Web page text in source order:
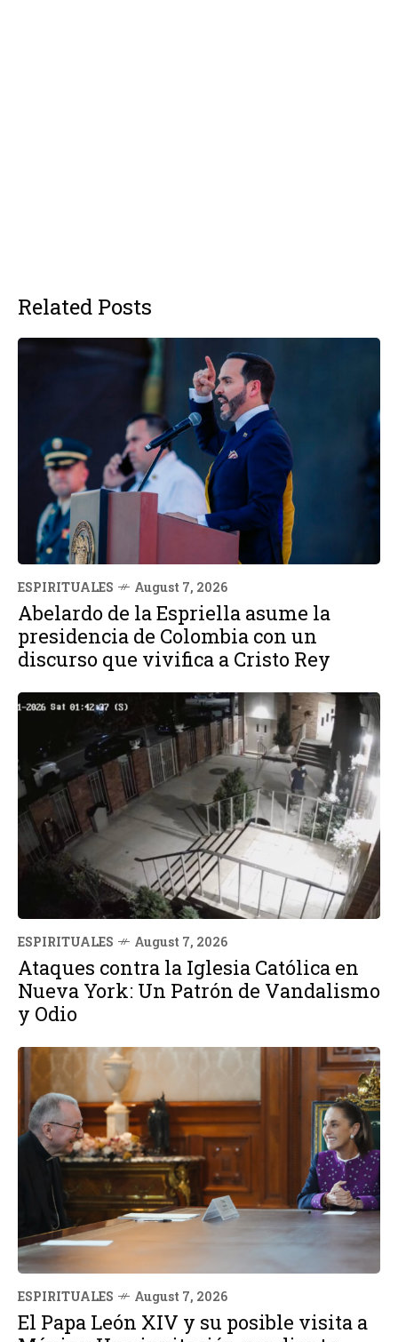
Related Posts
ESPIRITUALES August 7, 2026
Abelardo de la Espriella asume la
presidencia de Colombia con un
discurso que vivifica a Cristo Rey
ESPIRITUALES August 7, 2026
Ataques contra la Iglesia Católica en
Nueva York: Un Patrón de Vandalismo
y Odio
ESPIRITUALES August 7, 2026
El Papa León XIV y su posible visita a